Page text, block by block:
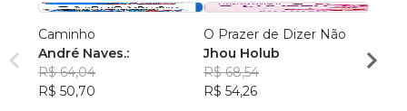
Caminho
André Naves.:
R$ 64,04
R$ 50,70
O Prazer de Dizer Não
Jhou Holub
R$ 68,54
R$ 54,26